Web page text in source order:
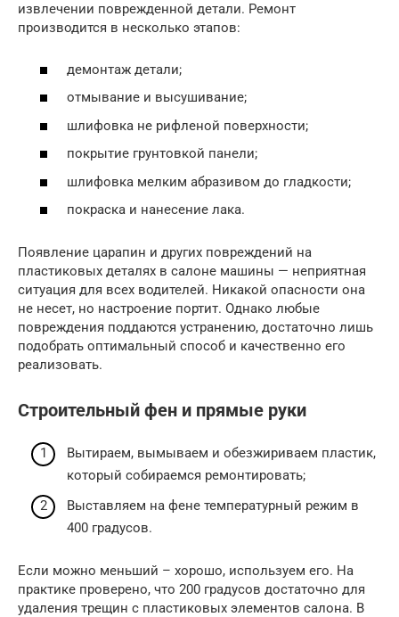
извлечении поврежденной детали. Ремонт
производится в несколько этапов:
демонтаж детали;
отмывание и высушивание;
шлифовка не рифленой поверхности;
покрытие грунтовкой панели;
шлифовка мелким абразивом до гладкости;
покраска и нанесение лака.
Появление царапин и других повреждений на
пластиковых деталях в салоне машины — неприятная
ситуация для всех водителей. Никакой опасности она
не несет, но настроение портит. Однако любые
повреждения поддаются устранению, достаточно лишь
подобрать оптимальный способ и качественно его
реализовать.
Строительный фен и прямые руки
Вытираем, вымываем и обезжириваем пластик,
который собираемся ремонтировать;
Выставляем на фене температурный режим в
400 градусов.
Если можно меньший – хорошо, используем его. На
практике проверено, что 200 градусов достаточно для
удаления трещин с пластиковых элементов салона. В